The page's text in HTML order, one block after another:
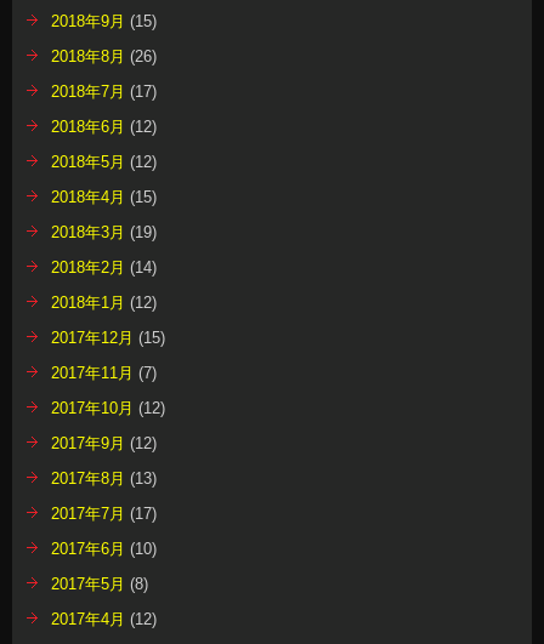
2018年9月 (15)
2018年8月 (26)
2018年7月 (17)
2018年6月 (12)
2018年5月 (12)
2018年4月 (15)
2018年3月 (19)
2018年2月 (14)
2018年1月 (12)
2017年12月 (15)
2017年11月 (7)
2017年10月 (12)
2017年9月 (12)
2017年8月 (13)
2017年7月 (17)
2017年6月 (10)
2017年5月 (8)
2017年4月 (12)